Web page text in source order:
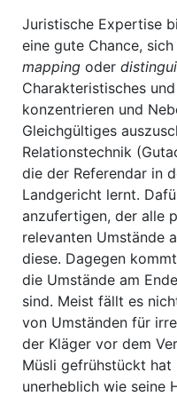
Juristische Expertise
eine gute Chance,
mapping oder
Charakteristisches
konzentrieren und
Gleichgültiges
Relationstechnik
die der Referendar in
Landgericht lernt.
anzufertigen, der alle
relevanten Umstände
diese. Dagegen
die Umstände am
sind. Meist fällt es
von Umständen für
der Kläger vor dem
Müsli gefrühstückt hat
unerheblich wie seine